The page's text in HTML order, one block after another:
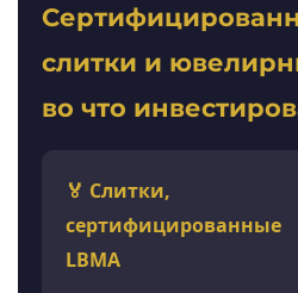
слитки и
во что
🏅 Слитки,
сертифицированные
LBMA